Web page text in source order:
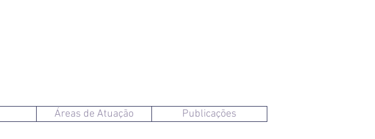
Áreas de Atuação Publicações